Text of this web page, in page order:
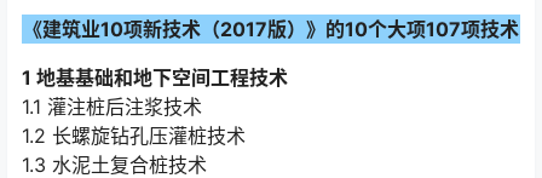
《建筑业10项新技术（2017版）》的10个大项107项技术
1 地基基础和地下空间工程技术
1.1 灌注桩后注浆技术
1.2 长螺旋钻孔压灌桩技术
1.3 水泥土复合桩技术